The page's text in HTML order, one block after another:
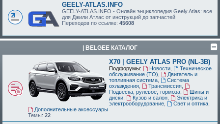
GEELY-ATLAS.INFO
GEELY-ATLAS.INFO - Онлайн энциклопедия Geely Atlas: все
для Джили Атлас от инструкций до запчастей
Переходов по ссылке: 45608
| BELGEE КАТАЛОГ
X70 | GEELY ATLAS PRO (NL-3B)
Подфорумы: Новости,
Техническое
обслуживание (ТО)
Двигатель и
топливная система
Система
охлаждения
Трансмиссия,
Подвеска, рулевое, тормоза
Шины и
диски
Кузов и салон,
Электрика и
электрооборудование
Свет и оптика,
Дополнительные аксессуары
Темы: 22